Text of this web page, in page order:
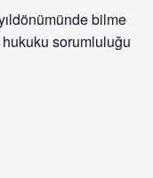
bilme
hukuku sorumluluğu